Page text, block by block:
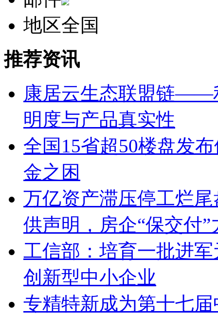
地区全国
推荐资讯
康居云生态联盟链——
明度与产品真实性
全国15省超50楼盘发
金之困
万亿资产滞压停工烂
供声明，房企“保交付”
工信部：培育一批进
创新型中小企业
专精特新成为第十七